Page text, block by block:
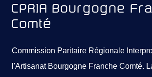
CPRIA Bourgogne
Comté
Commission Paritaire Régionale
l'Artisanat Bourgogne Franche Comté.